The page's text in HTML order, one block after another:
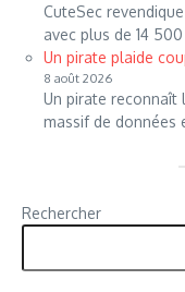
CuteSec
avec plus de 14
Un pirate plaide
8 août 2026
Un pirate reconnaît
massif de données
Rechercher